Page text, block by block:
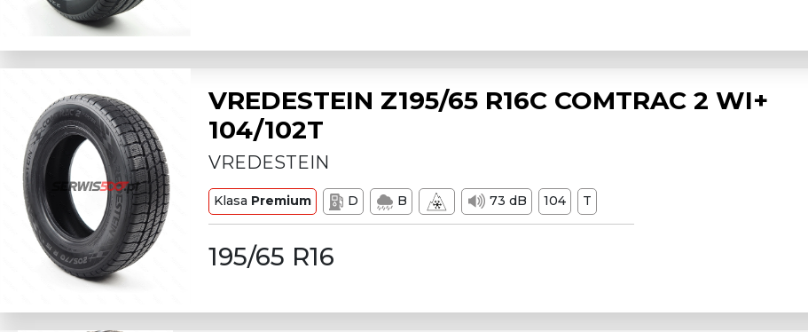
VREDESTEIN Z195/65 R16C COMTRAC 2 WI+
104/102T
VREDESTEIN
Klasa Premium D B 73 dB 104 T
195/65 R16